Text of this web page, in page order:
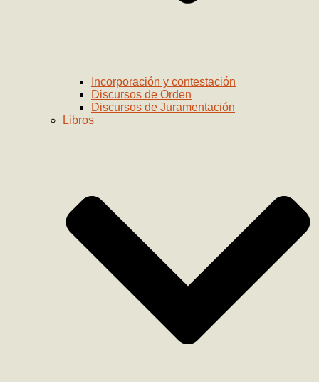
Incorporación y contestación
Discursos de Orden
Discursos de Juramentación
Libros